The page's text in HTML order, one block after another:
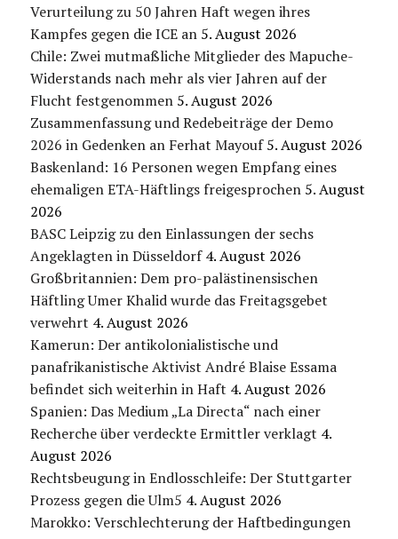
Verurteilung zu 50 Jahren Haft wegen ihres
Kampfes gegen die ICE an 5. August 2026
Chile: Zwei mutmaßliche Mitglieder des Mapuche-
Widerstands nach mehr als vier Jahren auf der
Flucht festgenommen 5. August 2026
Zusammenfassung und Redebeiträge der Demo
2026 in Gedenken an Ferhat Mayouf 5. August 2026
Baskenland: 16 Personen wegen Empfang eines
ehemaligen ETA-Häftlings freigesprochen 5. August
2026
BASC Leipzig zu den Einlassungen der sechs
Angeklagten in Düsseldorf 4. August 2026
Großbritannien: Dem pro-palästinensischen
Häftling Umer Khalid wurde das Freitagsgebet
verwehrt 4. August 2026
Kamerun: Der antikolonialistische und
panafrikanistische Aktivist André Blaise Essama
befindet sich weiterhin in Haft 4. August 2026
Spanien: Das Medium „La Directa“ nach einer
Recherche über verdeckte Ermittler verklagt 4.
August 2026
Rechtsbeugung in Endlosschleife: Der Stuttgarter
Prozess gegen die Ulm5 4. August 2026
Marokko: Verschlechterung der Haftbedingungen